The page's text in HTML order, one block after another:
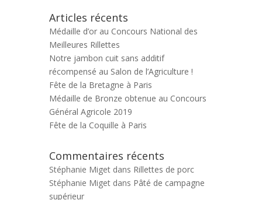
Articles récents
Médaille d’or au Concours National des
Meilleures Rillettes
Notre jambon cuit sans additif
récompensé au Salon de l’Agriculture !
Fête de la Bretagne à Paris
Médaille de Bronze obtenue au Concours
Général Agricole 2019
Fête de la Coquille à Paris
Commentaires récents
Stéphanie Miget dans Rillettes de porc
Stéphanie Miget dans Pâté de campagne
supérieur